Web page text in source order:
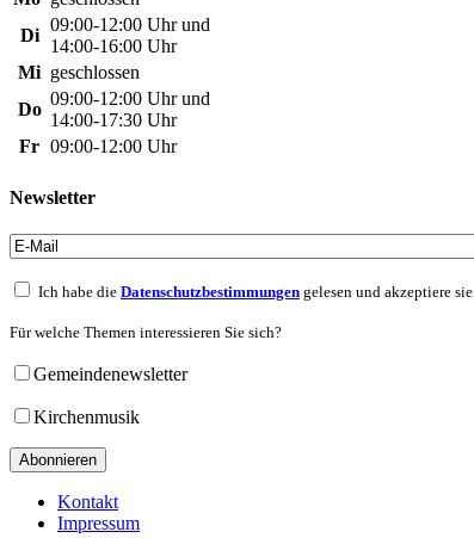
Di
09:00-12:00 Uhr und
14:00-16:00 Uhr
Mi geschlossen
Do
09:00-12:00 Uhr und
14:00-17:30 Uhr
Fr 09:00-12:00 Uhr
Newsletter
Ich habe die Datenschutzbestimmungen gelesen und akzeptiere sie.
Für welche Themen interessieren Sie sich?
Gemeindenewsletter
Kirchenmusik
Kontakt
Impressum